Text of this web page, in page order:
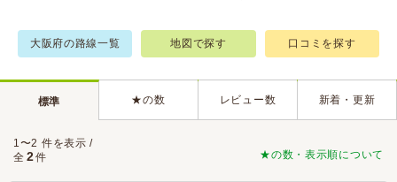
大阪府の路線一覧 地図で探す 口コミを探す
標準 ★の数 レビュー数 新着・更新
★の数・表示順について
1〜2 件を表示 /
全 2件